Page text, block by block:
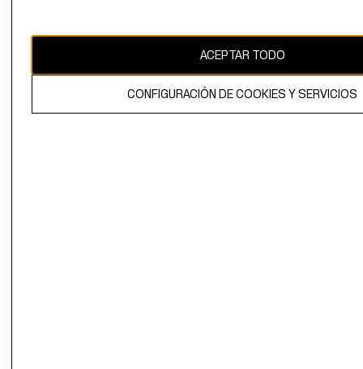
CAMBIAR REGIÓN
ACEPTAR TODO
CONFIGURACIÓN DE COOKIES Y SERVICIOS